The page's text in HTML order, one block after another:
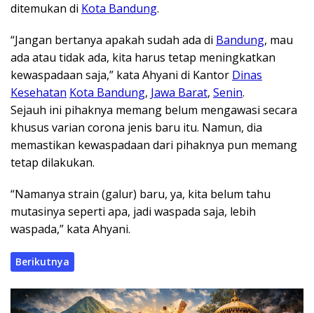
ditemukan di Kota Bandung.
“Jangan bertanya apakah sudah ada di Bandung, mau
ada atau tidak ada, kita harus tetap meningkatkan
kewaspadaan saja,” kata Ahyani di Kantor Dinas
Kesehatan Kota Bandung, Jawa Barat, Senin.
Sejauh ini pihaknya memang belum mengawasi secara
khusus varian corona jenis baru itu. Namun, dia
memastikan kewaspadaan dari pihaknya pun memang
tetap dilakukan.
“Namanya strain (galur) baru, ya, kita belum tahu
mutasinya seperti apa, jadi waspada saja, lebih
waspada,” kata Ahyani.
Berikutnya